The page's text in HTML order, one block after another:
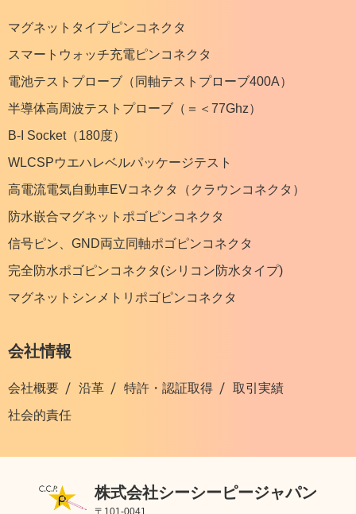
マグネットタイプピンコネクタ
スマートウォッチ充電ピンコネクタ
電池テストプローブ（同軸テストプローブ400A）
半導体高周波テストプローブ（＝＜77Ghz）
B-I Socket（180度）
WLCSPウエハレベルパッケージテスト
高電流電気自動車EVコネクタ（クラウンコネクタ）
防水嵌合マグネットポゴピンコネクタ
信号ピン、GND両立同軸ポゴピンコネクタ
完全防水ポゴピンコネクタ(シリコン防水タイプ)
マグネットシンメトリポゴピンコネクタ
会社情報
会社概要 沿革 特許・認証取得
取引実績
社会的責任
株式会社シーシーピージャパン
〒101-0041